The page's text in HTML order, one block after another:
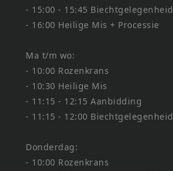
- 15:00 - 15:45 Biechtgelegenheid
- 16:00 Heilige Mis + Processie
Ma t/m wo:
- 10:00 Rozenkrans
- 10:30 Heilige Mis
- 11:15 - 12:15 Aanbidding
- 11:15 - 12:00 Biechtgelegenheid
Donderdag:
- 10:00 Rozenkrans